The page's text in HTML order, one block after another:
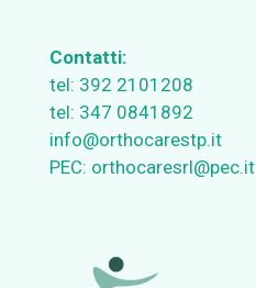
Contatti:
tel: 392 2101208
tel: 347 0841892
info@orthocarestp.it
PEC: orthocaresrl@pec.it